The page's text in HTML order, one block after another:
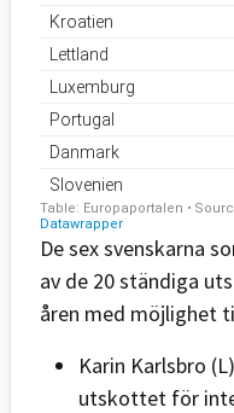
De sex svenskarna
av de 20 ständiga
åren med möjlighet
Karin Karlsbro
utskottet för